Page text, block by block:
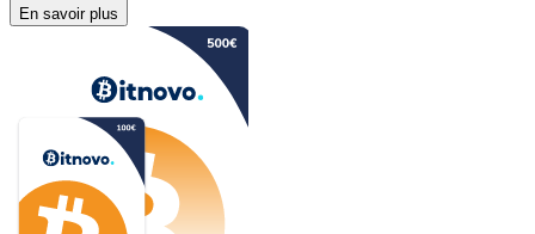
En savoir plus